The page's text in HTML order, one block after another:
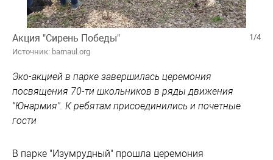
1/4
Акция "Сирень Победы"
Источник: barnaul.org
Эко-акцией в парке завершилась церемония
посвящения 70-ти школьников в ряды движения
"Юнармия". К ребятам присоединились и почетные
гости
В парке "Изумрудный" прошла церемония